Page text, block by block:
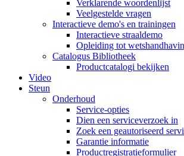
Verklarende woordenlijst
Veelgestelde vragen
Interactieve demo's en trainingen
Interactieve straaldemo
Opleiding tot
Catalogus Bibliotheek
Productcatalogi bekijken
Video
Steun
Onderhoud
Service-opties
Dien een serviceverzoek in
Zoek een geautoriseerd
Garantie informatie
Productregistratieformulier